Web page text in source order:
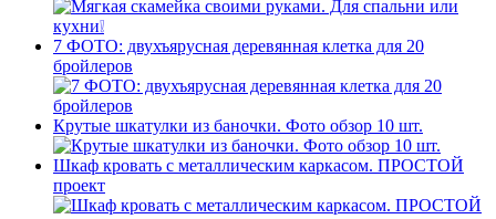
7 ФОТО: двухъярусная деревянная клетка для 20
бройлеров
Крутые шкатулки из баночки. Фото обзор 10 шт.
Шкаф кровать с металлическим каркасом. ПРОСТОЙ
проект